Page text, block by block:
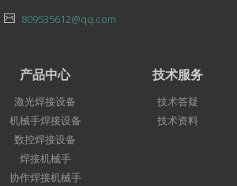
809535612@qq.com
产品中心
激光焊接设备
机械手焊接设备
数控焊接设备
焊接机械手
协作焊接机械手
技术服务
技术答疑
技术资料